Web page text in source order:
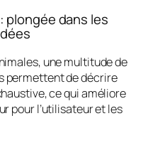
plongée dans les
une multitude de
permettent de décrire
ce qui améliore
pour l’utilisateur et les